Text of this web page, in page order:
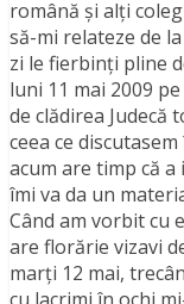
română şi alţi
să-mi relateze de
zi le fierbinţi pline
luni 11 mai 2009
de clădirea Judecă
ceea ce
acum are timp că a
îmi va da un
Când am vorbit cu
are florărie vizavi
marţi 12 mai,